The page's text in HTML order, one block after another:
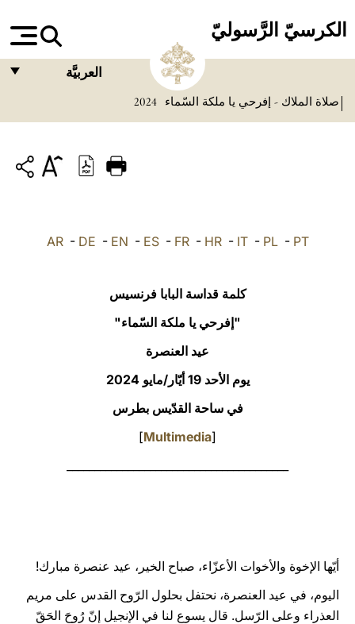
الكرسيّ الرَّسوليّ
العربيَّة
ITALIANO
صلاة الملاك - إفرحي يا ملكة السّماء 2024
AR- DE - EN - ES- FR- HR- IT- PL- PT
كلمة قداسة البابا فرنسيس
"إفرحي يا ملكة السّماء"
عيد العنصرة
يوم الأحد 19 أيّار/مايو 2024
في ساحة القدّيس بطرس
[
Multimedia
]
أيّها الإخوة والأخوات الأعزّاء، صباح الخير، عيد عنصرة مبارك!
اليوم، في عيد العنصرة، نحتفل بحلول الرّوح القدس على مريم
العذراء وعلى الرّسل. قال يسوع لنا في الإنجيل إنّ رُوحَ الحَقّ